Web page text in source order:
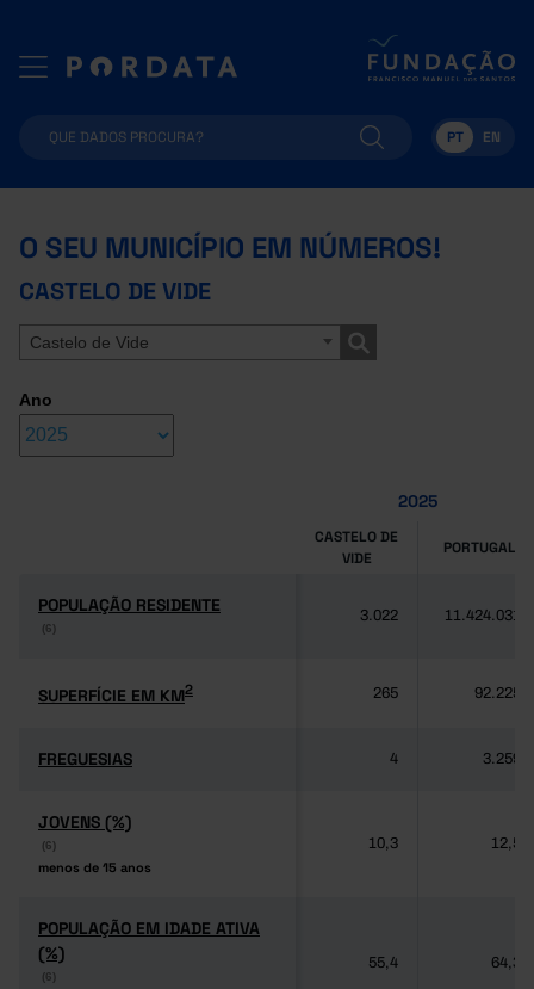
PT EN
O SEU MUNICÍPIO EM NÚMEROS!
CASTELO DE VIDE
Castelo de Vide
Ano
2025
CASTELO DE
VIDE
PORTUGAL
POPULAÇÃO RESIDENTE
(6)
POPULAÇÃO RESIDENTE
(6)
3.022 11.424.031
SUPERFÍCIE EM KM2
SUPERFÍCIE EM KM2 265 92.225
FREGUESIAS
FREGUESIAS 4 3.259
JOVENS (%)
(6)
menos de 15 anos
JOVENS (%)
(6)
menos de 15 anos
10,3 12,5
POPULAÇÃO EM IDADE ATIVA
(%)
(6)
POPULAÇÃO EM IDADE ATIVA
(%)
(6)
55,4 64,3